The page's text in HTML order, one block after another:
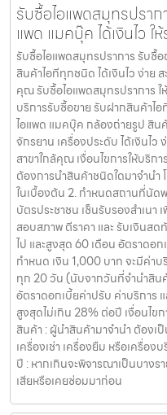
รับซื้อไอแพดสมุทรปราก
แพด แมคบุ๊ค ได้เงินไว ใ
รับซื้อไอแพดสมุทรปราการ รับซื้
สินค้าไอทีทุกชนิด ได้เงินไว ง่าย ส
คุณ รับซื้อไอแพดสมุทรปราการ ใ
บริการรับซื้อขาย รับฝากสินค้าไอ
ไอแพด แมคบุ๊ค กล้องถ่ายรูป สิน
จักรยาน เครื่องประดับ ได้เงินไว
สาขาใกล้คุณ เงื่อนไขการให้บริก
ต้องการนำสินค้าชนิดใดมาจำนำ
ในเบื้องต้น 2. กำหนดสถานที่นัดพ
บัตรประชาชน เซ็นรับรองสำเนา
สอบสภาพ ตีราคา และ รับเงินสด
ไป และสูงสุด 60 เดือน อัตราดอ
กำหนด เงิน 1,000 บาท จะมีค่า
ทุก 20 วัน (นับจากวันที่จำนำสิน
อัตราดอกเบี้ยค่าปรับ ค่าบริการ
สูงสุดไม่เกิน 28% ต่อปี เงื่อนไข
สินค้า : ผู้นำสินค้ามาจำนำ ต้องเป็
เครื่องเช่า เครื่องยืม หรือเครื่อ
ปี : หากเกินจะพิจารณาเป็นบางร
เสียหรือเคยซ่อมมาก่อน